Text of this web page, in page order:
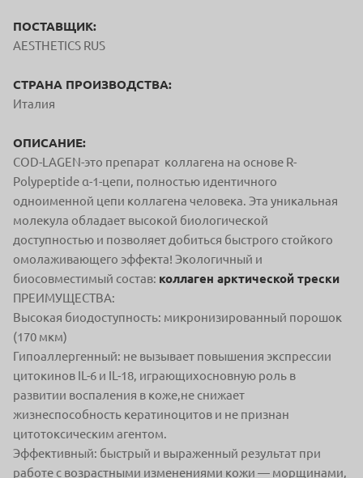
ПОСТАВЩИК:
AESTHETICS RUS
СТРАНА ПРОИЗВОДСТВА:
Италия
ОПИСАНИЕ:
COD-LAGEN-это препарат коллагена на основе R-
Polypeptide α-1-цепи, полностью идентичного
одноименной цепи коллагена человека. Эта уникальная
молекула обладает высокой биологической
доступностью и позволяет добиться быстрого стойкого
омолаживающего эффекта! Экологичный и
биосовместимый состав: коллаген арктической трески
ПРЕИМУЩЕСТВА:
Высокая биодоступность: микронизированный порошок
(170 мкм)
Гипоаллергенный: не вызывает повышения экспрессии
цитокинов IL-6 и IL-18, играющихосновную роль в
развитии воспаления в коже,не снижает
жизнеспособность кератиноцитов и не признан
цитотоксическим агентом.
Эффективный: быстрый и выраженный результат при
работе с возрастными изменениями кожи — морщинами,